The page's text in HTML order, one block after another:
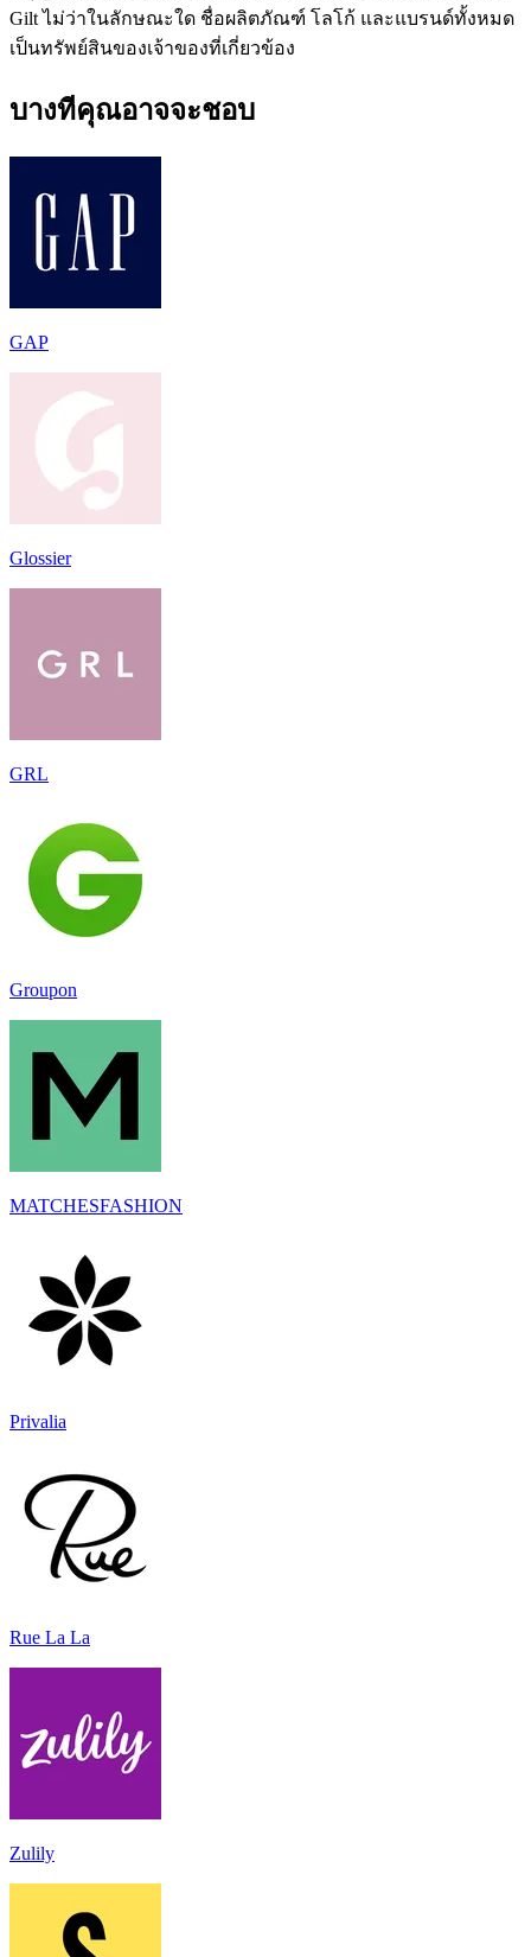
Gilt ไม่ว่าในลักษณะใด ชื่อผลิตภัณฑ์ โลโก้ และแบรนด์ทั้งหมด
เป็นทรัพย์สินของเจ้าของที่เกี่ยวข้อง
บางทีคุณอาจจะชอบ
GAP
Glossier
GRL
Groupon
MATCHESFASHION
Privalia
Rue La La
Zulily